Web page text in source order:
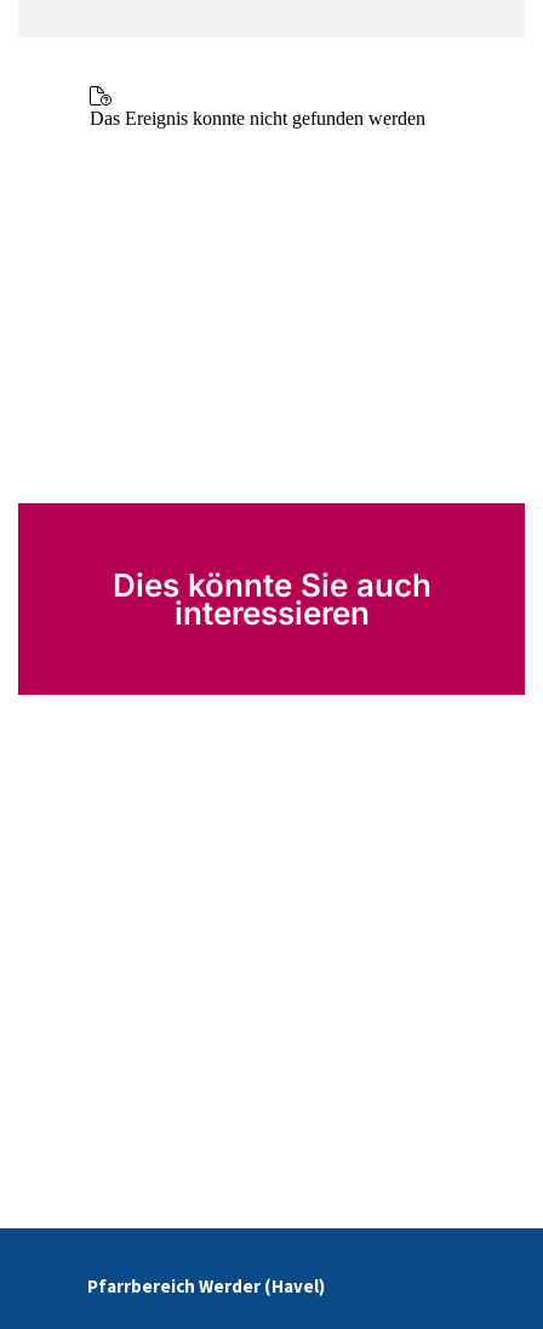
Dies könnte Sie auch
interessieren
Pfarrbereich Werder (Havel)